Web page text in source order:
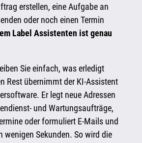
erstellen, eine Aufgabe an
oder noch einen Termin
Label Assistenten ist genau
Sie einfach, was erledigt
Rest übernimmt der KI-Assistent
Er legt neue Adressen
und Wartungsaufträge,
oder formuliert E-Mails und
wenigen Sekunden. So wird die